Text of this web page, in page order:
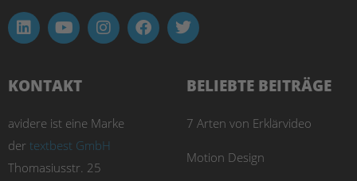
KONTAKT
avidere ist eine Marke
der textbest GmbH
Thomasiusstr. 25
BELIEBTE BEITRÄGE
7 Arten von Erklärvideo
Motion Design